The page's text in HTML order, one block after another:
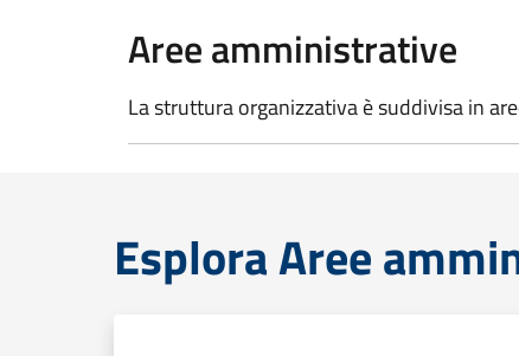
Aree amministrative
La struttura organizzativa è suddivisa in
Esplora Aree